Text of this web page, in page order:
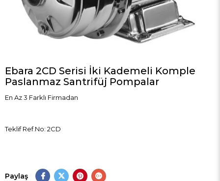
Ebara 2CD Serisi İki Kademeli Komple
Paslanmaz Santrifüj Pompalar
En Az 3 Farklı Firmadan
Teklif Ref.No: 2CD
Paylaş